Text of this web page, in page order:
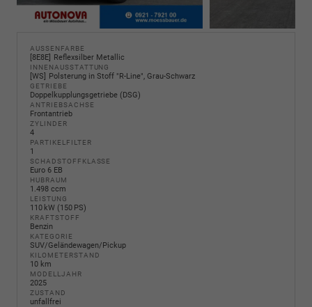
AUSSENFARBE
8E8E Reflexsilber Metallic
INNENAUSSTATTUNG
WS Polsterung in Stoff "R-Line", Grau-Schwarz
GETRIEBE
Doppelkupplungsgetriebe (DSG)
ANTRIEBSACHSE
Frontantrieb
ZYLINDER
4
PARTIKELFILTER
1
SCHADSTOFFKLASSE
Euro 6 EB
HUBRAUM
1.498 ccm
LEISTUNG
110 kW (150 PS)
KRAFTSTOFF
Benzin
KATEGORIE
SUV/Geländewagen/Pickup
KILOMETERSTAND
10 km
MODELLJAHR
2025
ZUSTAND
unfallfrei